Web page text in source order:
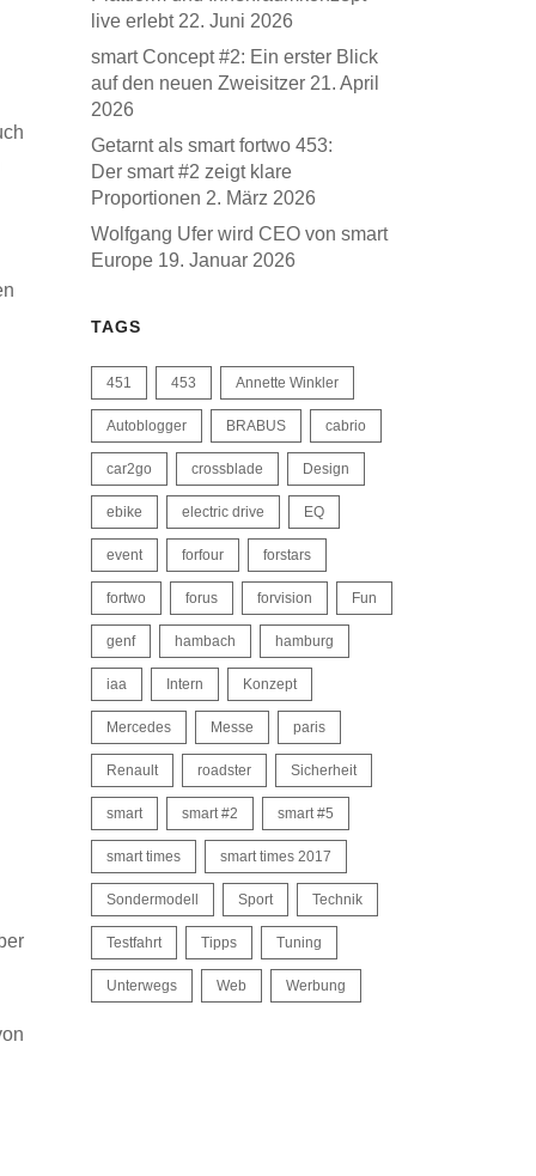
live erlebt 22. Juni 2026
smart Concept #2: Ein erster Blick
auf den neuen Zweisitzer 21. April
2026
Getarnt als smart fortwo 453:
Der smart #2 zeigt klare
Proportionen 2. März 2026
Wolfgang Ufer wird CEO von smart
Europe 19. Januar 2026
TAGS
451 453 Annette Winkler
Autoblogger BRABUS cabrio
car2go crossblade Design
ebike electric drive EQ
event forfour forstars
fortwo forus forvision Fun
genf hambach hamburg
iaa Intern Konzept
Mercedes Messe paris
Renault roadster Sicherheit
smart smart #2 smart #5
smart times smart times 2017
Sondermodell Sport Technik
Testfahrt Tipps Tuning
Unterwegs Web Werbung